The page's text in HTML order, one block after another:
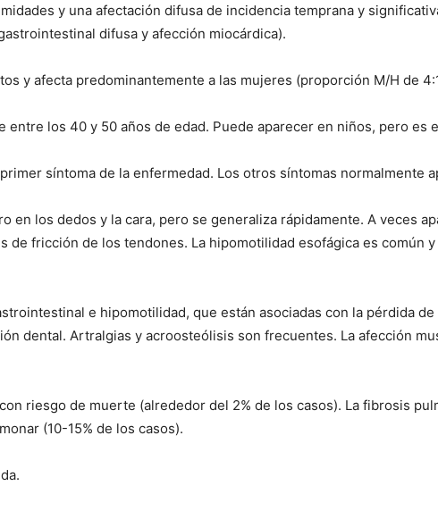
y una afectación difusa de incidencia temprana y
difusa y afección miocárdica).
y afecta predominantemente a las mujeres (proporción M/H de
entre los 40 y 50 años de edad. Puede aparecer en niños, pero es
síntoma de la enfermedad. Los otros síntomas normalmente
en los dedos y la cara, pero se generaliza rápidamente. A veces
de fricción de los tendones. La hipomotilidad esofágica es común
e hipomotilidad, que están asociadas con la pérdida
dental. Artralgias y acroosteólisis son frecuentes. La afección
riesgo de muerte (alrededor del 2% de los casos). La fibrosis
(10-15% de los casos).